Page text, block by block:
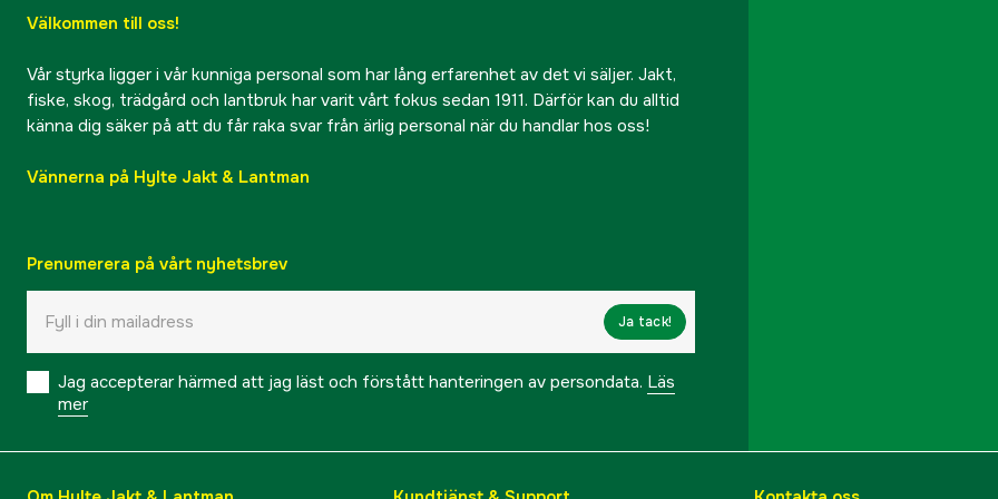
Välkommen till oss!
Vår styrka ligger i vår kunniga personal som har lång erfarenhet av det vi säljer. Jakt,
fiske, skog, trädgård och lantbruk har varit vårt fokus sedan 1911. Därför kan du alltid
känna dig säker på att du får raka svar från ärlig personal när du handlar hos oss!
Vännerna på Hylte Jakt & Lantman
Prenumerera på vårt nyhetsbrev
Ja tack!
Jag accepterar härmed att jag läst och förstått hanteringen av persondata. Läs
mer